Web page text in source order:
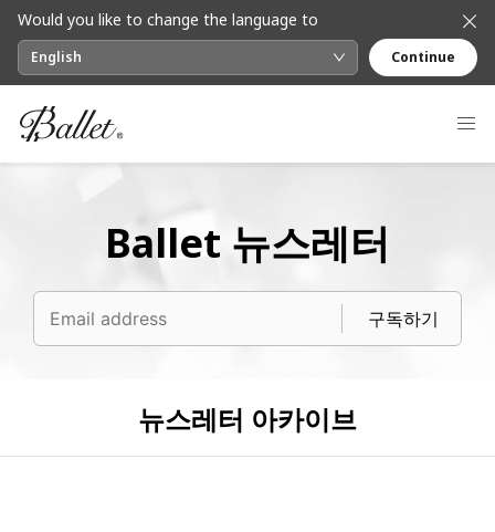
Would you like to change the language to
English Continue
Ballet 뉴스레터
구독하기
뉴스레터 아카이브